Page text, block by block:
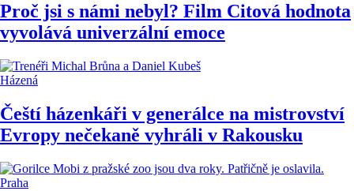
Proč jsi s námi nebyl? Film Citová hodnota
vyvolává univerzální emoce
Házená
Čeští házenkáři v generálce na mistrovství
Evropy nečekaně vyhráli v Rakousku
Praha